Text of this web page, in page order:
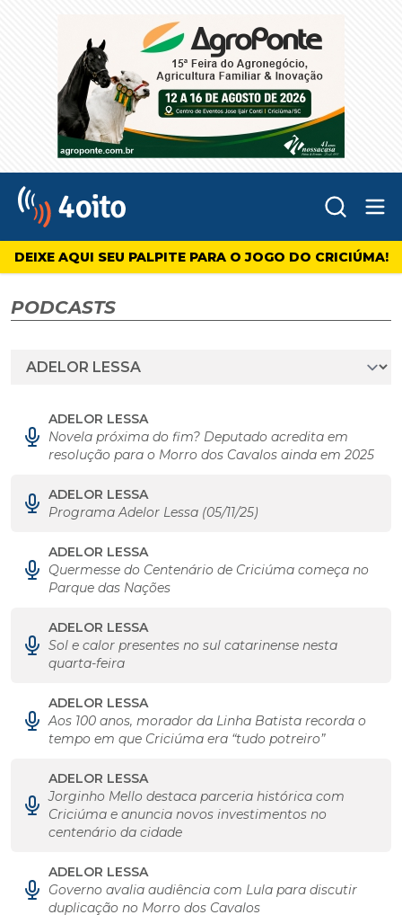
4oito
DEIXE AQUI SEU PALPITE PARA O JOGO DO CRICIÚMA!
PODCASTS
ADELOR LESSA
Novela próxima do fim? Deputado acredita em
resolução para o Morro dos Cavalos ainda em 2025
ADELOR LESSA
Programa Adelor Lessa (05/11/25)
ADELOR LESSA
Quermesse do Centenário de Criciúma começa no
Parque das Nações
ADELOR LESSA
Sol e calor presentes no sul catarinense nesta
quarta-feira
ADELOR LESSA
Aos 100 anos, morador da Linha Batista recorda o
tempo em que Criciúma era “tudo potreiro”
ADELOR LESSA
Jorginho Mello destaca parceria histórica com
Criciúma e anuncia novos investimentos no
centenário da cidade
ADELOR LESSA
Governo avalia audiência com Lula para discutir
duplicação no Morro dos Cavalos